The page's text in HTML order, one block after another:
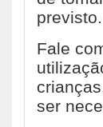
previsto.
Fale
ser